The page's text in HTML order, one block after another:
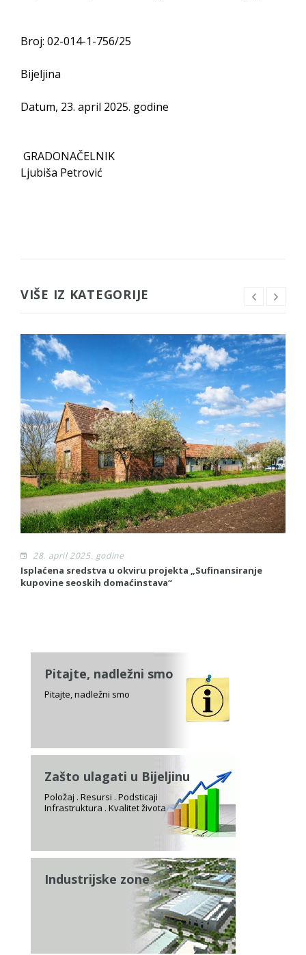
Broj: 02-014-1-756/25
Bijeljina
Datum, 23. april 2025. godine
GRADONAČELNIK
Ljubiša Petrović
VIŠE IZ KATEGORIJE
28. april 2025. godine
Isplaćena sredstva u okviru projekta „Sufinansiranje
kupovine seoskih domaćinstava“
Pitajte, nadležni smo
Pitajte, nadležni smo
Zašto ulagati u Bijeljinu
Položaj . Resursi . Podsticaji
Infrastruktura . Kvalitet života
Industrijske zone